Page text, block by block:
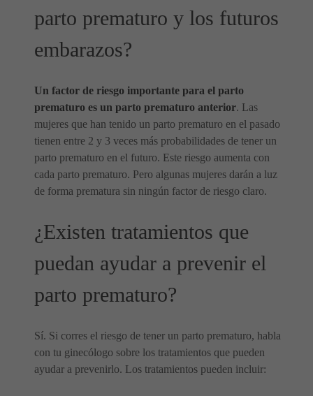
parto prematuro y los futuros
embarazos?
Un factor de riesgo importante para el parto
prematuro es un parto prematuro anterior. Las
mujeres que han tenido un parto prematuro en el pasado
tienen entre 2 y 3 veces más probabilidades de tener un
parto prematuro en el futuro. Este riesgo aumenta con
cada parto prematuro. Pero algunas mujeres darán a luz
de forma prematura sin ningún factor de riesgo claro.
¿Existen tratamientos que
puedan ayudar a prevenir el
parto prematuro?
Sí. Si corres el riesgo de tener un parto prematuro, habla
con tu ginecólogo sobre los tratamientos que pueden
ayudar a prevenirlo. Los tratamientos pueden incluir: